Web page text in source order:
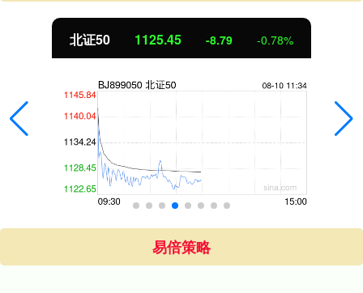
北证50 1125.45 -8.79 -0.78%
易倍策略